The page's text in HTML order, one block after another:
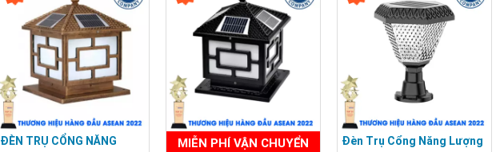
ĐÈN TRỤ CỔNG NĂNG
MIỄN PHÍ VẬN CHUYỂN
Đèn Trụ Cổng Năng Lượng